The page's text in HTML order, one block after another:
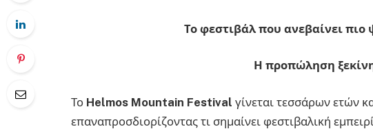
Το φεστιβάλ που ανεβαίνει
Η προπώληση
Το Helmos Mountain Festival γίνεται τεσσάρων ετών
επαναπροσδιορίζοντας τι σημαίνει φεστιβαλική